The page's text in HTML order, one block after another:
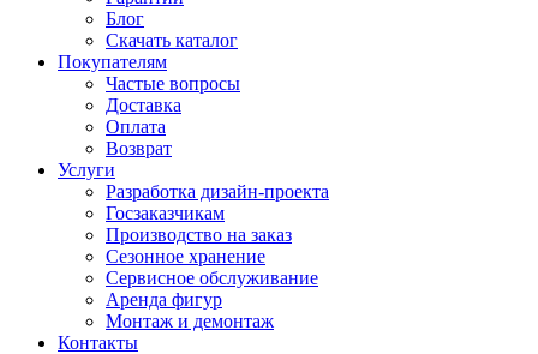
Блог
Скачать каталог
Покупателям
Частые вопросы
Доставка
Оплата
Возврат
Услуги
Разработка дизайн-проекта
Госзаказчикам
Производство на заказ
Сезонное хранение
Сервисное обслуживание
Аренда фигур
Монтаж и демонтаж
Контакты